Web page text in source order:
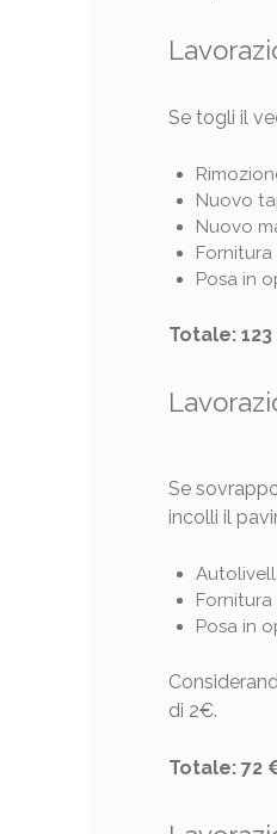
Se togli il
Nuovo
Nuovo
Posa in
Totale:
Se
incolli il
Posa in
di 2€.
Totale: 72